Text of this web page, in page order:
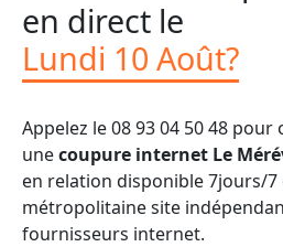
en direct le
Lundi 10 Août?
Appelez le 08 93 04 50 48
unecoupure internet Le
en relation disponible 7jours/7
métropolitaine site
fournisseurs internet.